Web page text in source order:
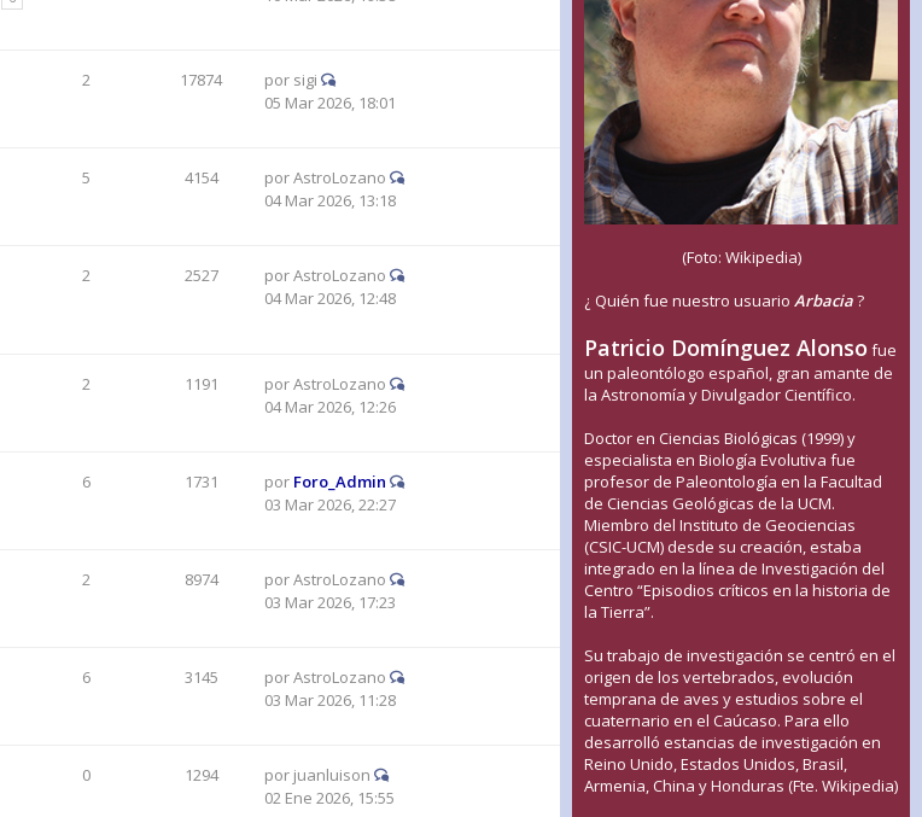
2 17874 por sigi
05 Mar 2026, 18:01
5 4154 porAstroLozano
04 Mar 2026, 13:18
2 2527 porAstroLozano
04 Mar 2026, 12:48
2 1191 porAstroLozano
04 Mar 2026, 12:26
6 1731 por Foro_Admin
03 Mar 2026, 22:27
2 8974 porAstroLozano
03 Mar 2026, 17:23
6 3145 porAstroLozano
03 Mar 2026, 11:28
0 1294 por juanluison
02 Ene 2026, 15:55
(Foto: Wikipedia)
¿ Quién fue nuestro usuario Arbacia?
Patricio Domínguez Alonso fue
un paleontólogo español, gran amante de
la Astronomía y Divulgador Científico.
Doctor en Ciencias Biológicas (1999) y
especialista en Biología Evolutiva fue
profesor de Paleontología en la Facultad
de Ciencias Geológicas de la UCM.
Miembro del Instituto de Geociencias
(CSIC-UCM) desde su creación, estaba
integrado en la línea de Investigación del
Centro “Episodios críticos en la historia de
la Tierra”.
Su trabajo de investigación se centró en el
origen de los vertebrados, evolución
temprana de aves y estudios sobre el
cuaternario en el Caúcaso. Para ello
desarrolló estancias de investigación en
Reino Unido, Estados Unidos, Brasil,
Armenia, China y Honduras (Fte. Wikipedia)